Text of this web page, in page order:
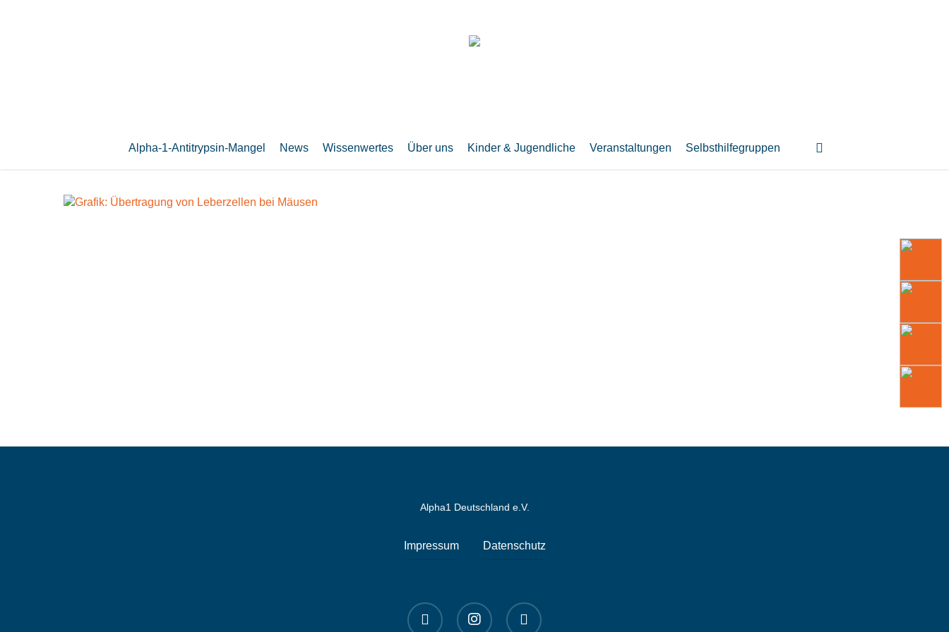
Alpha-1-Antitrypsin-Mangel News Wissenwertes Über uns Kinder & Jugendliche Veranstaltungen Selbsthilfegruppen
Alpha1 Deutschland e.V.
Impressum Datenschutz
linkedin instagram spotify